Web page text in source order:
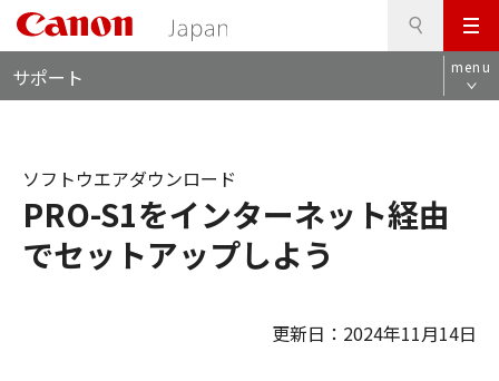
メ
ニ
ュ
サポート menu
PRO-S1をインターネット経由
でセットアップしよう
ソフトウエアダウンロード
更新日：2024年11月14日